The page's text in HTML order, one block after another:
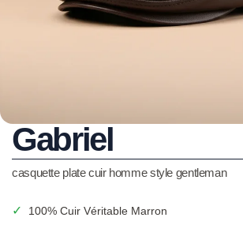
Gabriel
casquette plate cuir homme style gentleman
✓ 100% Cuir Véritable Marron